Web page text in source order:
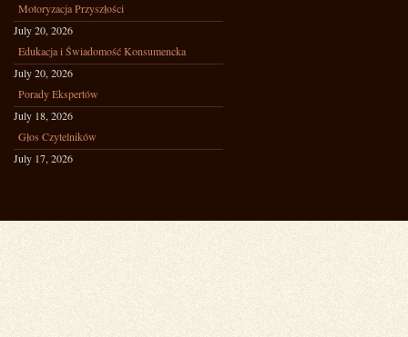
Motoryzacja Przyszłości
July 20, 2026
Edukacja i Świadomość Konsumencka
July 20, 2026
Porady Ekspertów
July 18, 2026
Głos Czytelników
July 17, 2026